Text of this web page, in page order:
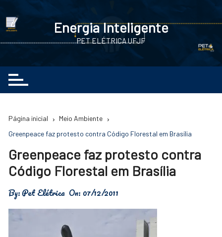
para
conteúdo
Energia Inteligente
PET ELÉTRICA UFJF
Página inicial
Meio Ambiente
Greenpeace faz protesto contra Código Florestal em Brasília
Greenpeace faz protesto contra
Código Florestal em Brasília
By:Pet Elétrica On: 07/12/2011